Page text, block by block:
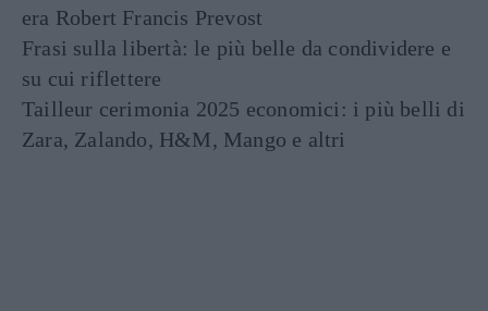
era Robert Francis Prevost
Frasi sulla libertà: le più belle da condividere e
su cui riflettere
Tailleur cerimonia 2025 economici: i più belli di
Zara, Zalando, H&M, Mango e altri